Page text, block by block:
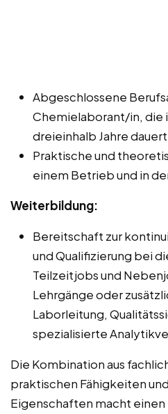
Abgeschlossene
Chemielaborant/in, die
dreieinhalb Jahre
Praktische und
einem Betrieb und in
Weiterbildung:
Bereitschaft zur
und Qualifizierung bei
Teilzeitjobs und
Lehrgänge oder
Laborleitung,
spezialisierte
Die Kombination aus
praktischen Fähigkeiten
Eigenschaften macht